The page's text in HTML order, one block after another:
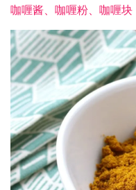
咖喱酱、咖喱粉、咖喱块